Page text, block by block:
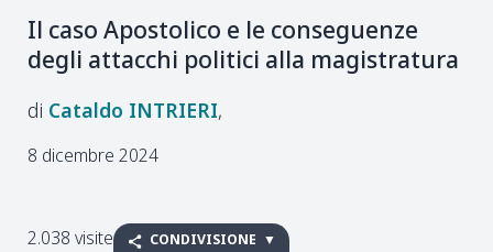
Il caso Apostolico e le conseguenze
degli attacchi politici alla magistratura
Cataldo INTRIERI
8 dicembre 2024
2.038 visite CONDIVISIONE